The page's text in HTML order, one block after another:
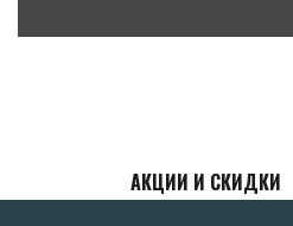
АКЦИИ И СКИДКИ